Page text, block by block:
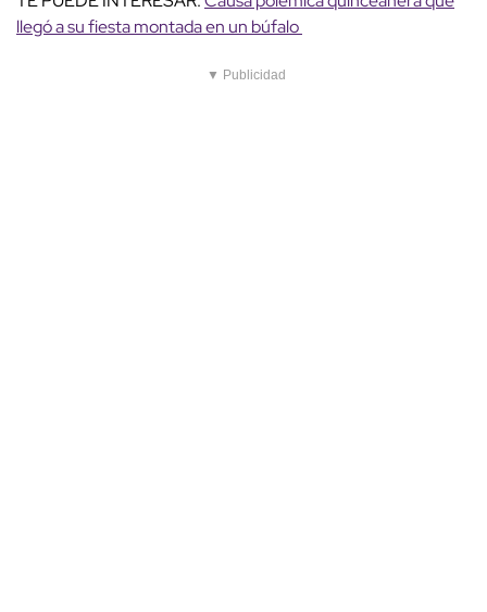
llegó a su fiesta montada en un búfalo
▼ Publicidad